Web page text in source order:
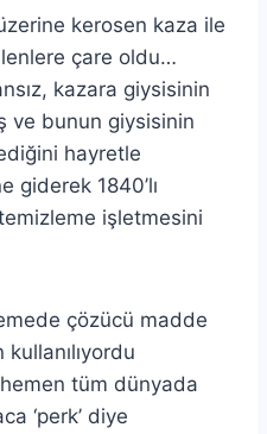
kerosen kaza ile
çare oldu…
kazara giysisinin
ve bunun giysisinin
hayretle
giderek 1840’lı
işletmesini
çözücü madde
tüm dünyada
‘perk’ diye